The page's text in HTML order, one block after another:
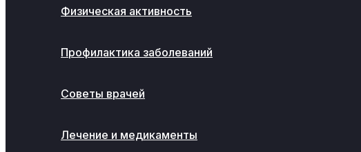
Физическая активность
Профилактика заболеваний
Советы врачей
Лечение и медикаменты